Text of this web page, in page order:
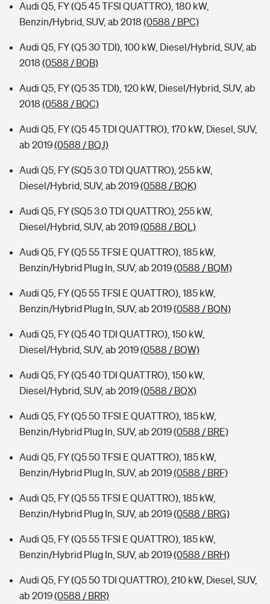
Audi Q5, FY (Q5 45 TFSI QUATTRO), 180 kW,
Benzin/Hybrid, SUV, ab 2018 (0588 / BPC)
Audi Q5, FY (Q5 30 TDI), 100 kW, Diesel/Hybrid, SUV, ab
2018 (0588 / BQB)
Audi Q5, FY (Q5 35 TDI), 120 kW, Diesel/Hybrid, SUV, ab
2018 (0588 / BQC)
Audi Q5, FY (Q5 45 TDI QUATTRO), 170 kW, Diesel, SUV,
ab 2019(0588 / BQJ)
Audi Q5, FY (SQ5 3.0 TDI QUATTRO), 255 kW,
Diesel/Hybrid, SUV, ab 2019(0588 / BQK)
Audi Q5, FY (SQ5 3.0 TDI QUATTRO), 255 kW,
Diesel/Hybrid, SUV, ab 2019(0588 / BQL)
Audi Q5, FY (Q5 55 TFSI E QUATTRO), 185 kW,
Benzin/Hybrid Plug In, SUV, ab 2019(0588 / BQM)
Audi Q5, FY (Q5 55 TFSI E QUATTRO), 185 kW,
Benzin/Hybrid Plug In, SUV, ab 2019(0588 / BQN)
Audi Q5, FY (Q5 40 TDI QUATTRO), 150 kW,
Diesel/Hybrid, SUV, ab 2019(0588 / BQW)
Audi Q5, FY (Q5 40 TDI QUATTRO), 150 kW,
Diesel/Hybrid, SUV, ab 2019(0588 / BQX)
Audi Q5, FY (Q5 50 TFSI E QUATTRO), 185 kW,
Benzin/Hybrid Plug In, SUV, ab 2019(0588 / BRE)
Audi Q5, FY (Q5 50 TFSI E QUATTRO), 185 kW,
Benzin/Hybrid Plug In, SUV, ab 2019(0588 / BRF)
Audi Q5, FY (Q5 55 TFSI E QUATTRO), 185 kW,
Benzin/Hybrid Plug In, SUV, ab 2019(0588 / BRG)
Audi Q5, FY (Q5 55 TFSI E QUATTRO), 185 kW,
Benzin/Hybrid Plug In, SUV, ab 2019(0588 / BRH)
Audi Q5, FY (Q5 50 TDI QUATTRO), 210 kW, Diesel, SUV,
ab 2019(0588 / BRR)